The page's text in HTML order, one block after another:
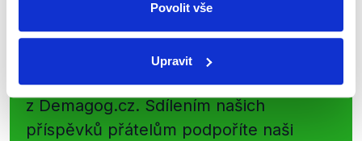
Povolit vše
Upravit
Sociální sítě
Nenechte si ujít nejnovější události
z Demagog.cz. Sdílením našich
příspěvků přátelům podpoříte naši